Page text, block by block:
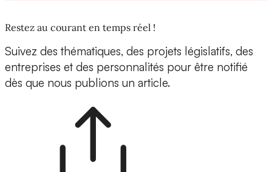
Restez au courant en temps réel !
Suivez des thématiques, des projets législatifs, des
entreprises et des personnalités pour être notifié
dès que nous publions un article.